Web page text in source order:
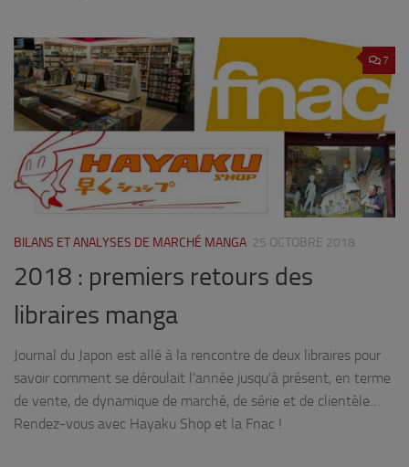
7
BILANS ET ANALYSES DE MARCHÉ MANGA 25 OCTOBRE 2018
2018 : premiers retours des
libraires manga
Journal du Japon est allé à la rencontre de deux libraires pour
savoir comment se déroulait l’année jusqu’à présent, en terme
de vente, de dynamique de marché, de série et de clientèle…
Rendez-vous avec Hayaku Shop et la Fnac !